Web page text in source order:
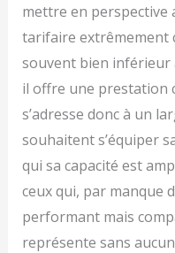
mettre en perspective
tarifaire extrêmement
souvent bien inférieur
il offre une prestation
s’adresse donc à un
souhaitent s’équiper
qui sa capacité est
ceux qui, par manque
performant mais
représente sans